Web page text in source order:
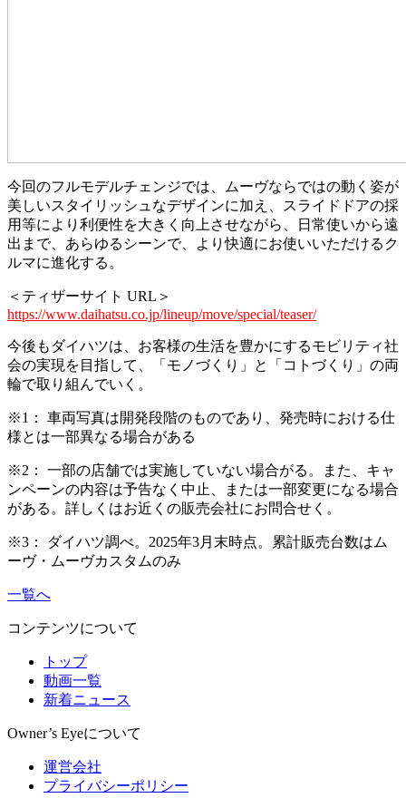
今回のフルモデルチェンジでは、ムーヴならではの動く姿が
美しいスタイリッシュなデザインに加え、スライドドアの採
用等により利便性を大きく向上させながら、日常使いから遠
出まで、あらゆるシーンで、より快適にお使いいただけるク
ルマに進化する。
＜ティザーサイト URL＞
https://www.daihatsu.co.jp/lineup/move/special/teaser/
今後もダイハツは、お客様の生活を豊かにするモビリティ社
会の実現を目指して、「モノづくり」と「コトづくり」の両
輪で取り組んでいく。
※1： 車両写真は開発段階のものであり、発売時における仕
様とは一部異なる場合がある
※2： 一部の店舗では実施していない場合がる。また、キャ
ンペーンの内容は予告なく中止、または一部変更になる場合
がある。詳しくはお近くの販売会社にお問合せく。
※3： ダイハツ調べ。2025年3月末時点。累計販売台数はム
ーヴ・ムーヴカスタムのみ
一覧へ
コンテンツについて
トップ
動画一覧
新着ニュース
Owner’s Eyeについて
運営会社
プライバシーポリシー